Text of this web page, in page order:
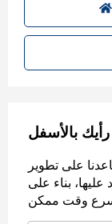
رأيك بالأسفل
على تطوير
بناء على